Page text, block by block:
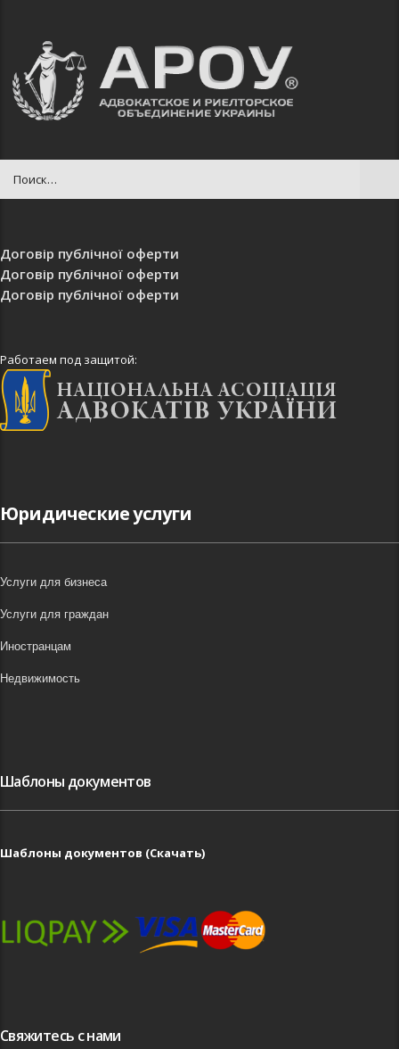
Договір публічної оферти
Договір публічної оферти
Договір публічної оферти
Работаем под защитой:
Юридические услуги
Услуги для бизнеса
Услуги для граждан
Иностранцам
Недвижимость
Шаблоны документов
Шаблоны документов (Скачать)
Свяжитесь с нами